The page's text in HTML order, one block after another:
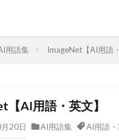
用語集 ImageNet【AI用語
【AI用語・英文】
20日 AI用語集 AI用語・